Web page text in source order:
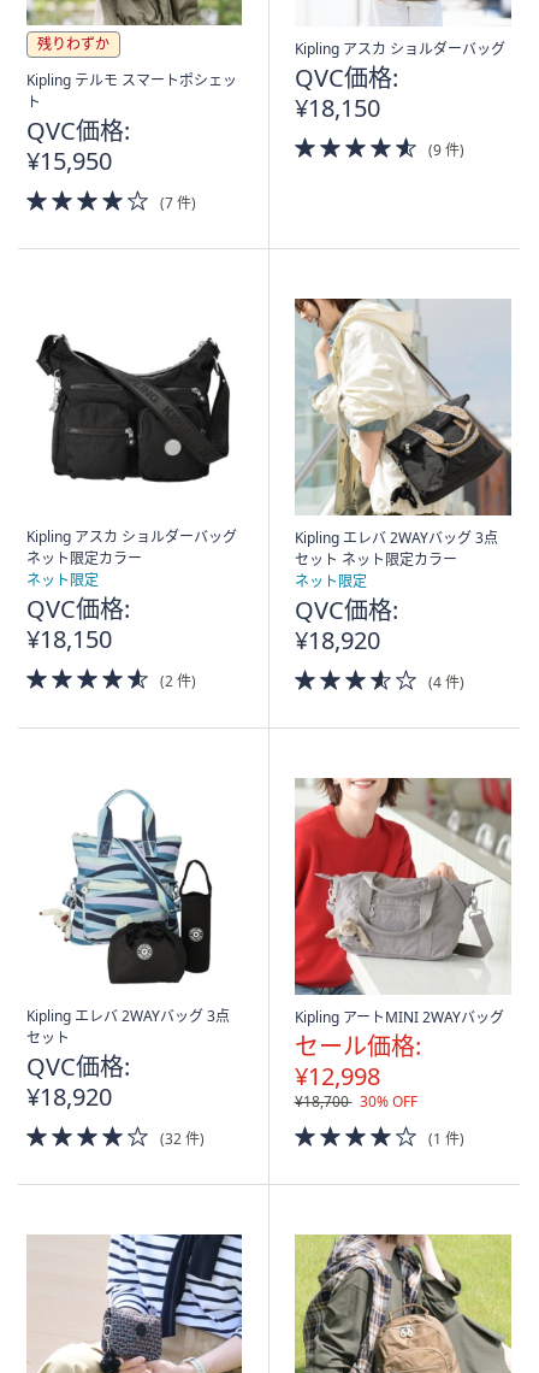
残りわずか
Kipling テルモ スマートポシェッ
ト
QVC価格:
¥15,950
4.0
of
(7 件)
Kipling アスカ ショルダーバッグ
QVC価格:
¥18,150
4.5
of
(9 件)
Kipling アスカ ショルダーバッグ
ネット限定カラー
ネット限定
QVC価格:
¥18,150
4.5
of
(2 件)
Kipling エレバ 2WAYバッグ 3点
セット ネット限定カラー
ネット限定
QVC価格:
¥18,920
3.5
of
(4 件)
Kipling エレバ 2WAYバッグ 3点
セット
QVC価格:
¥18,920
4.0
of
(32 件)
Kipling アートMINI 2WAYバッグ
セール価格:
¥12,998
¥18,700 30% OFF
4.0
of
(1 件)